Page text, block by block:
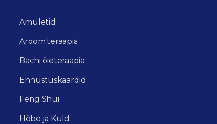
Amuletid
Aroomiteraapia
Bachi õieteraapia
Ennustuskaardid
Feng Shui
Hõbe ja Kuld